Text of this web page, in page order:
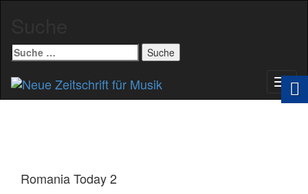
Suche
nach:
Romania Today 2